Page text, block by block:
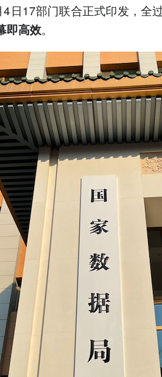
日17部门联合正式印发，全
即高效。